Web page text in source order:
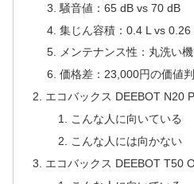
騒音値：65 dB vs 70 dB
集じん容積：0.4 L vs 0.26
メンテナンス性：丸洗い
価格差：23,000円の価値
エコバックス DEEBOT N20
こんな人に向いている
こんな人には向かない
エコバックス DEEBOT T50